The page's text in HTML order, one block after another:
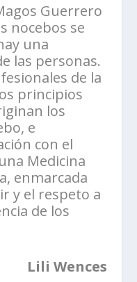
Guerrero
nocebos se
una
las personas.
de la
principios
los
e
con el
Medicina
enmarcada
y el respeto a
de los
Lili Wences